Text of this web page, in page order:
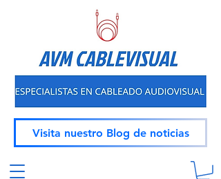
Visita nuestro Blog de noticias